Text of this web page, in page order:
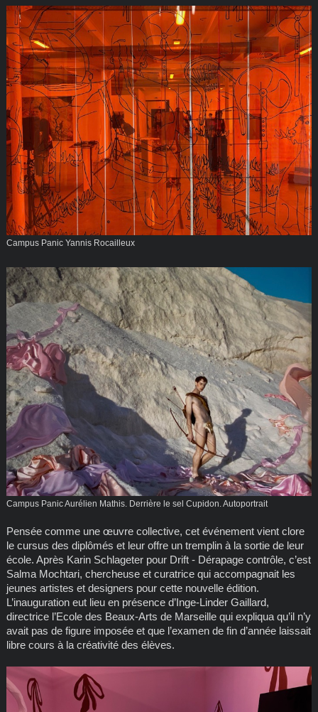
Campus Panic Yannis Rocailleux
Campus Panic Aurélien Mathis. Derrière le sel Cupidon. Autoportrait
Pensée comme une œuvre collective, cet événement vient clore
le cursus des diplômés et leur offre un tremplin à la sortie de leur
école. Après Karin Schlageter pour Drift - Dérapage contrôle, c’est
Salma Mochtari, chercheuse et curatrice qui accompagnait les
jeunes artistes et designers pour cette nouvelle édition.
L’inauguration eut lieu en présence d’Inge-Linder Gaillard,
directrice l’Ecole des Beaux-Arts de Marseille qui expliqua qu’il n’y
avait pas de figure imposée et que l’examen de fin d’année laissait
libre cours à la créativité des élèves.